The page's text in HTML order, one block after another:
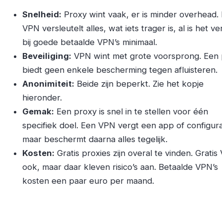
Snelheid: Proxy wint vaak, er is minder overhead.
VPN versleutelt alles, wat iets trager is, al is het
bij goede betaalde VPN’s minimaal.
Beveiliging: VPN wint met grote voorsprong. Een
biedt geen enkele bescherming tegen afluisteren.
Anonimiteit: Beide zijn beperkt. Zie het kopje
hieronder.
Gemak: Een proxy is snel in te stellen voor één
specifiek doel. Een VPN vergt een app of
maar beschermt daarna alles tegelijk.
Kosten: Gratis proxies zijn overal te vinden. Gratis
ook, maar daar kleven risico’s aan. Betaalde VPN’s
kosten een paar euro per maand.